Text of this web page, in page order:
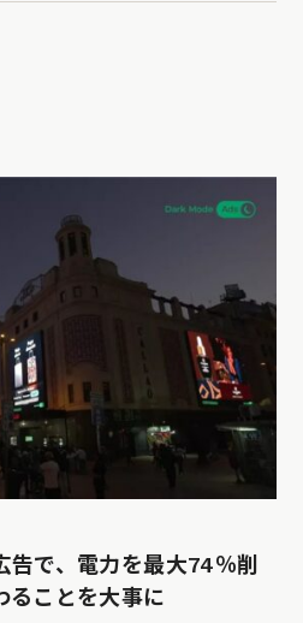
告で、電力を最大74％削
ることを大事に